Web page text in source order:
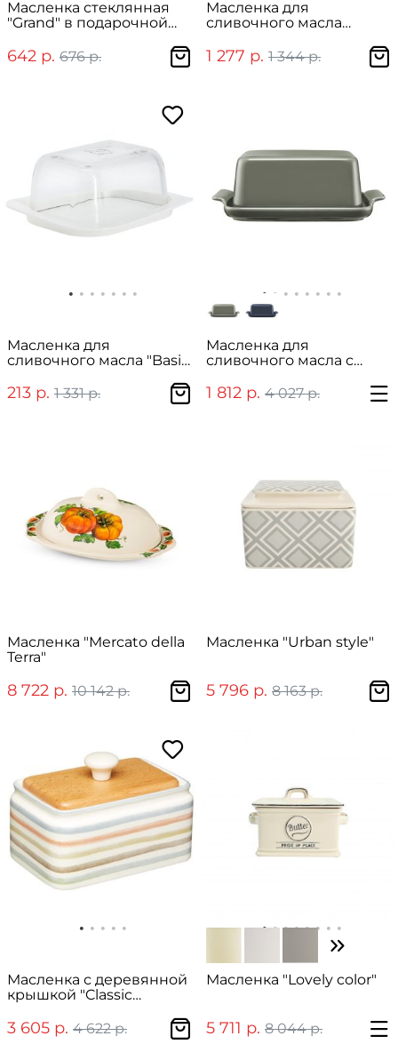
Масленка стеклянная
"Grand" в подарочной
642 р. 676 р.
Масленка для
сливочного масла
1 277 р. 1 344 р.
Масленка для
сливочного масла "Basic"
213 р. 1 331 р.
Масленка для
сливочного масла с
подарочной упаковке
1 812 р. 4 027 р.
Масленка "Mercato della
Terra"
8 722 р. 10 142 р.
Масленка "Urban style"
5 796 р. 8 163 р.
Масленка с деревянной
крышкой "Classic
3 605 р. 4 622 р.
Масленка "Lovely color"
5 711 р. 8 044 р.